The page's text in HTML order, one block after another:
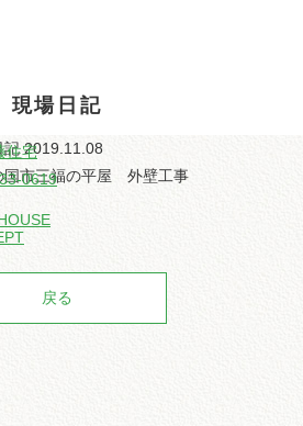
0619
現場日記
記 2019.11.08
国市三福の平屋 外壁工事
戻る